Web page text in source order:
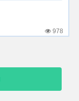
978